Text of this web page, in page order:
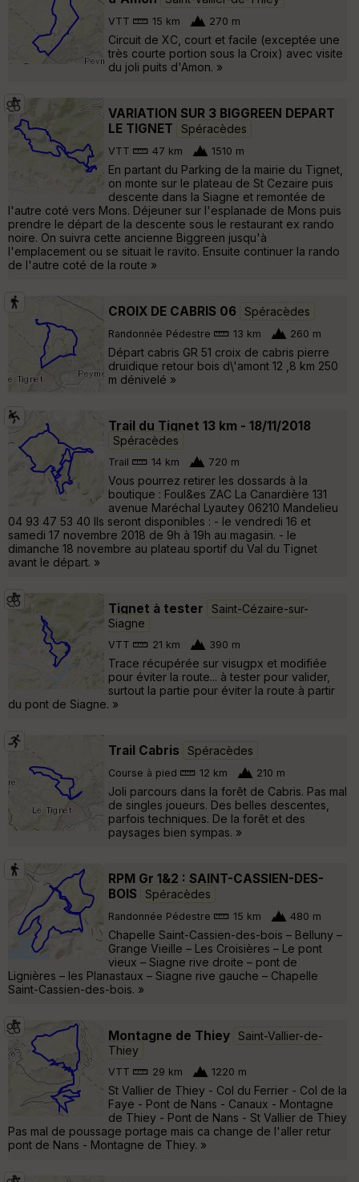
VTT 15 km 270 m
Circuit de XC, court et facile (exceptée une
très courte portion sous la Croix) avec visite
du joli puits d'Amon. »
VARIATION SUR 3 BIGGREEN DEPART
LE TIGNET
Spéracèdes
VTT 47 km 1510 m
En partant du Parking de la mairie du Tignet,
on monte sur le plateau de St Cezaire puis
descente dans la Siagne et remontée de
l'autre coté vers Mons. Déjeuner sur l'esplanade de Mons puis
prendre le départ de la descente sous le restaurant ex rando
noire. On suivra cette ancienne Biggreen jusqu'à
l'emplacement ou se situait le ravito. Ensuite continuer la rando
de l'autre coté de la route »
CROIX DE CABRIS 06 Spéracèdes
Randonnée Pédestre 13 km 260 m
Départ cabris GR 51 croix de cabris pierre
druidique retour bois d\'amont 12 ,8 km 250
m dénivelé »
Trail du Tignet 13 km - 18/11/2018
Spéracèdes
Trail 14 km 720 m
Vous pourrez retirer les dossards à la
boutique : Foul&es ZAC La Canardière 131
avenue Maréchal Lyautey 06210 Mandelieu
04 93 47 53 40 Ils seront disponibles : - le vendredi 16 et
samedi 17 novembre 2018 de 9h à 19h au magasin. - le
dimanche 18 novembre au plateau sportif du Val du Tignet
avant le départ. »
Tignet à tester
Saint-Cézaire-sur-
Siagne
VTT 21 km 390 m
Trace récupérée sur visugpx et modifiée
pour éviter la route... à tester pour valider,
surtout la partie pour éviter la route à partir
du pont de Siagne. »
Trail Cabris Spéracèdes
Course à pied 12 km 210 m
Joli parcours dans la forêt de Cabris. Pas mal
de singles joueurs. Des belles descentes,
parfois techniques. De la forêt et des
paysages bien sympas. »
RPM Gr 1&2 : SAINT-CASSIEN-DES-
BOIS
Spéracèdes
Randonnée Pédestre 15 km 480 m
Chapelle Saint-Cassien-des-bois – Belluny –
Grange Vieille – Les Croisières – Le pont
vieux – Siagne rive droite – pont de
Lignières – les Planastaux – Siagne rive gauche – Chapelle
Saint-Cassien-des-bois. »
Montagne de Thiey Saint-Vallier-de-
Thiey
VTT 29 km 1220 m
St Vallier de Thiey - Col du Ferrier - Col de la
Faye - Pont de Nans - Canaux - Montagne
de Thiey - Pont de Nans - St Vallier de Thiey
Pas mal de poussage portage mais ca change de l'aller retur
pont de Nans - Montagne de Thiey. »